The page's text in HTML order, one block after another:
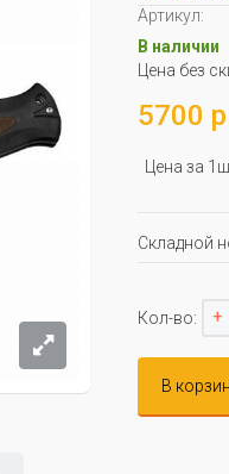
Артикул:
В наличии
Цена без
5700
Цена за
Складной
Кол-во: +
В